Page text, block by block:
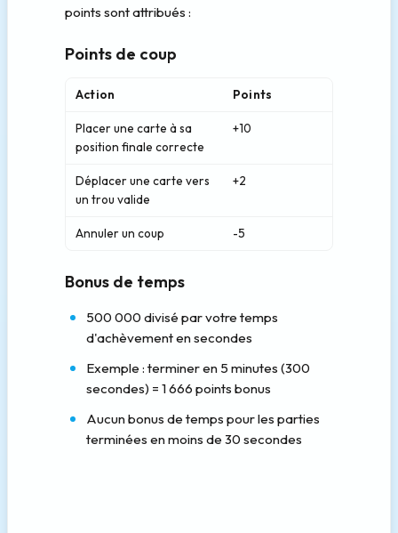
points sont attribués :
Points de coup
Action Points
Placer une carte à sa
position finale correcte
+10
Déplacer une carte vers
un trou valide
+2
Annuler un coup -5
Bonus de temps
500 000 divisé par votre temps
d'achèvement en secondes
Exemple : terminer en 5 minutes (300
secondes) = 1 666 points bonus
Aucun bonus de temps pour les parties
terminées en moins de 30 secondes